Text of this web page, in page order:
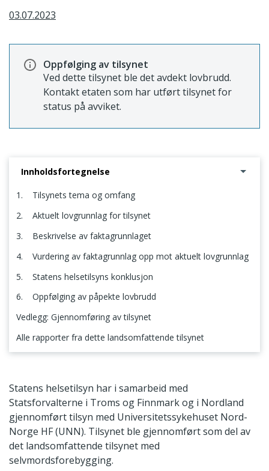
03.07.2023
Oppfølging av tilsynet
Ved dette tilsynet ble det avdekt lovbrudd.
Kontakt etaten som har utført tilsynet for
status på avviket.
Innholdsfortegnelse
1. Tilsynets tema og omfang
2. Aktuelt lovgrunnlag for tilsynet
3. Beskrivelse av faktagrunnlaget
4. Vurdering av faktagrunnlag opp mot aktuelt lovgrunnlag
5. Statens helsetilsyns konklusjon
6. Oppfølging av påpekte lovbrudd
Vedlegg: Gjennomføring av tilsynet
Alle rapporter fra dette landsomfattende tilsynet
Statens helsetilsyn har i samarbeid med
Statsforvalterne i Troms og Finnmark og i Nordland
gjennomført tilsyn med Universitetssykehuset Nord-
Norge HF (UNN). Tilsynet ble gjennomført som del av
det landsomfattende tilsynet med
selvmordsforebygging.